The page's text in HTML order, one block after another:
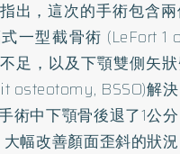
出，這次的手術包含
一型截骨術 (LeFort 1
足，以及下顎雙側矢
osteotomy, BSSO)解
術中下顎骨後退了1公
大幅改善顏面歪斜的狀